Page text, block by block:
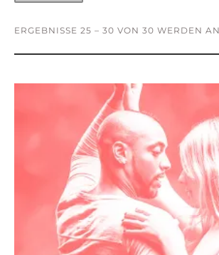
ERGEBNISSE 25 – 30 VON 30 WERDEN